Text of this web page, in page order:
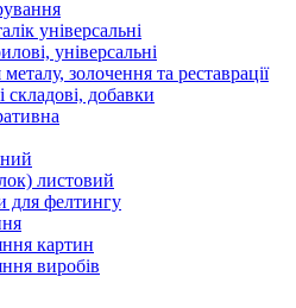
універсальні
універсальні
золочення та реставрації
складові, добавки
листовий
для фелтингу
картин
виробів